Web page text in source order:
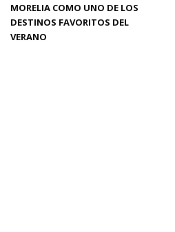
MORELIA COMO UNO DE LOS
DESTINOS FAVORITOS DEL
VERANO